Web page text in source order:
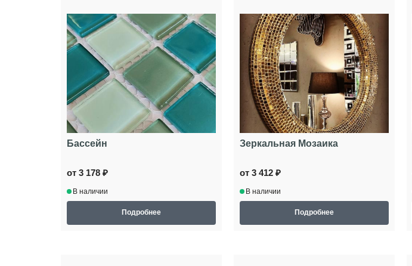
Бассейн
от 3 178 ₽
В наличии
Подробнее
Зеркальная Мозаика
от 3 412 ₽
В наличии
Подробнее